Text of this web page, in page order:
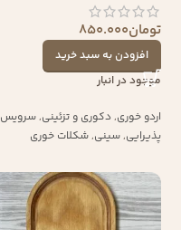
تومان850.000
افزودن به سبد خرید
موجود در انبار
اردو خوری,دکوری و تزئینی,سرویس
پذیرایی,سینی,شکلات خوری